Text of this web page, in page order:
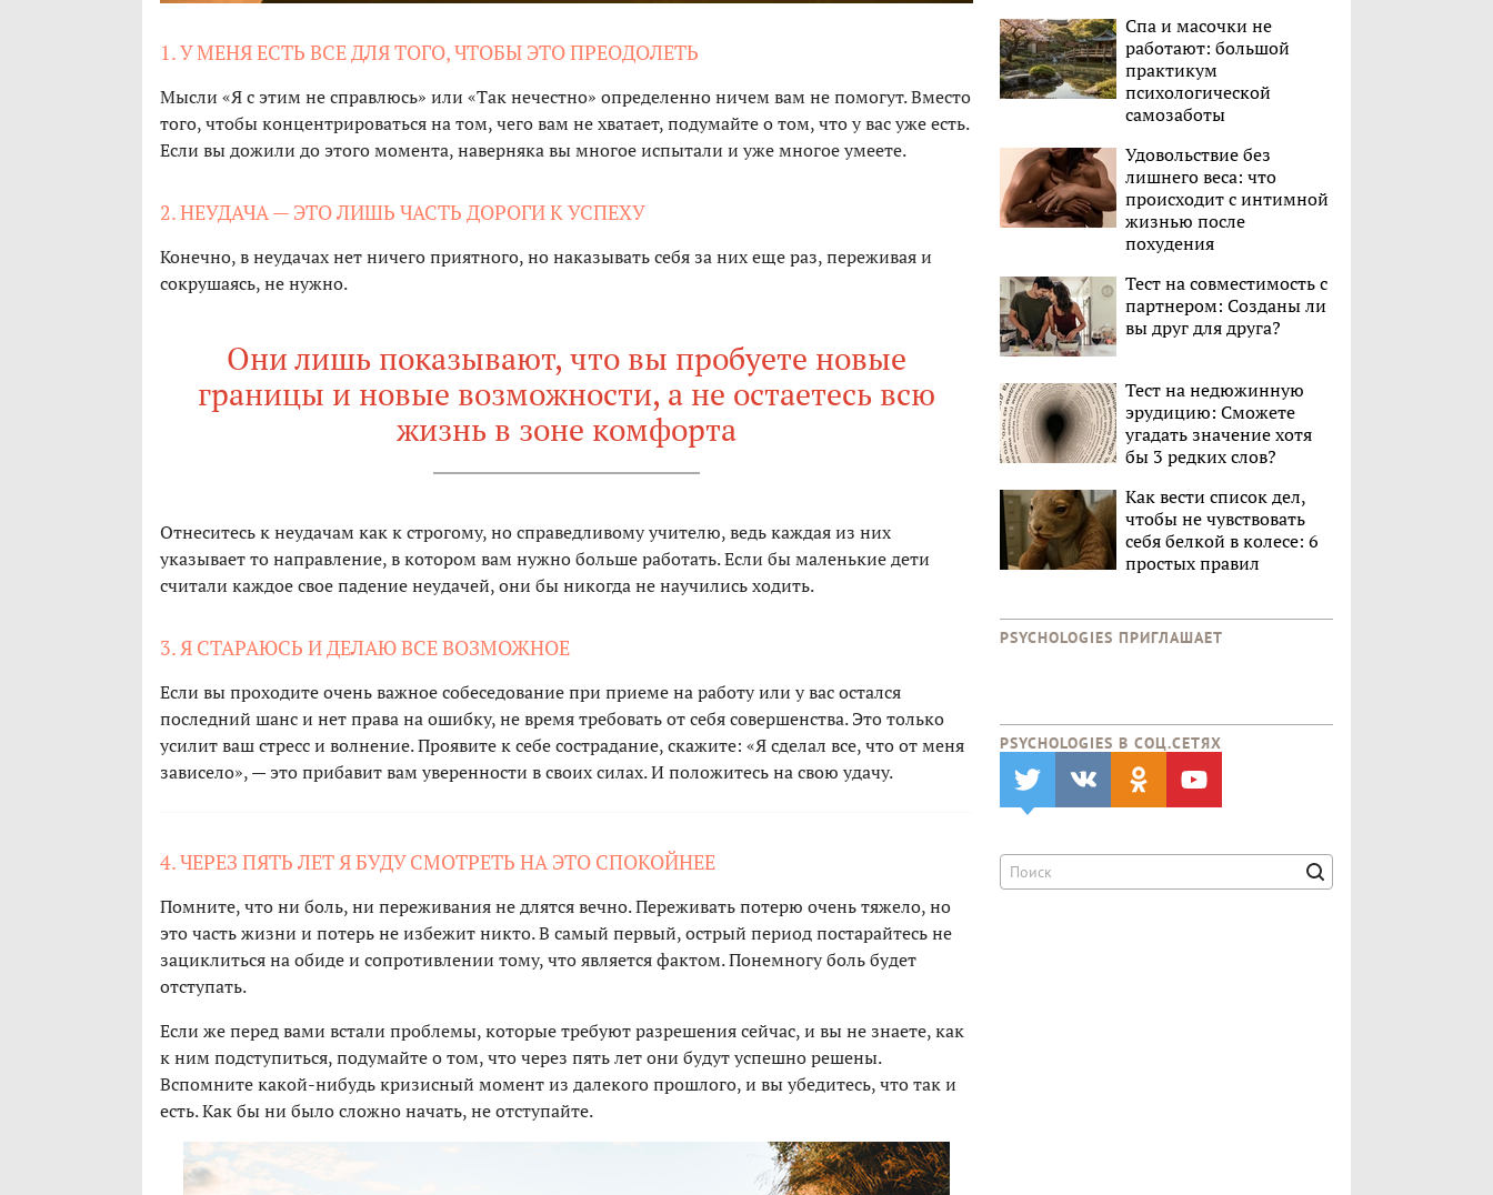
1. У МЕНЯ ЕСТЬ ВСЕ ДЛЯ ТОГО, ЧТОБЫ ЭТО ПРЕОДОЛЕТЬ
Мысли «Я с этим не справлюсь» или «Так нечестно» определенно ничем вам не помогут. Вместо
того, чтобы концентрироваться на том, чего вам не хватает, подумайте о том, что у вас уже есть.
Если вы дожили до этого момента, наверняка вы многое испытали и уже многое умеете.
2. НЕУДАЧА — ЭТО ЛИШЬ ЧАСТЬ ДОРОГИ К УСПЕХУ
Конечно, в неудачах нет ничего приятного, но наказывать себя за них еще раз, переживая и
сокрушаясь, не нужно.
Они лишь показывают, что вы пробуете новые
границы и новые возможности, а не остаетесь всю
жизнь в зоне комфорта
Отнеситесь к неудачам как к строгому, но справедливому учителю, ведь каждая из них
указывает то направление, в котором вам нужно больше работать. Если бы маленькие дети
считали каждое свое падение неудачей, они бы никогда не научились ходить.
3. Я СТАРАЮСЬ И ДЕЛАЮ ВСЕ ВОЗМОЖНОЕ
Если вы проходите очень важное собеседование при приеме на работу или у вас остался
последний шанс и нет права на ошибку, не время требовать от себя совершенства. Это только
усилит ваш стресс и волнение. Проявите к себе сострадание, скажите: «Я сделал все, что от меня
зависело», — это прибавит вам уверенности в своих силах. И положитесь на свою удачу.
4. ЧЕРЕЗ ПЯТЬ ЛЕТ Я БУДУ СМОТРЕТЬ НА ЭТО СПОКОЙНЕЕ
Помните, что ни боль, ни переживания не длятся вечно. Переживать потерю очень тяжело, но
это часть жизни и потерь не избежит никто. В самый первый, острый период постарайтесь не
зациклиться на обиде и сопротивлении тому, что является фактом. Понемногу боль будет
отступать.
Если же перед вами встали проблемы, которые требуют разрешения сейчас, и вы не знаете, как
к ним подступиться, подумайте о том, что через пять лет они будут успешно решены.
Вспомните какой-нибудь кризисный момент из далекого прошлого, и вы убедитесь, что так и
есть. Как бы ни было сложно начать, не отступайте.
Спа и масочки не
работают: большой
практикум
психологической
самозаботы
Удовольствие без
лишнего веса: что
происходит с интимной
жизнью после
похудения
Тест на совместимость с
партнером: Созданы ли
вы друг для друга?
Тест на недюжинную
эрудицию: Сможете
угадать значение хотя
бы 3 редких слов?
Как вести список дел,
чтобы не чувствовать
себя белкой в колесе: 6
простых правил
PSYCHOLOGIES ПРИГЛАШАЕТ
PSYCHOLOGIES В CОЦ.СЕТЯХ